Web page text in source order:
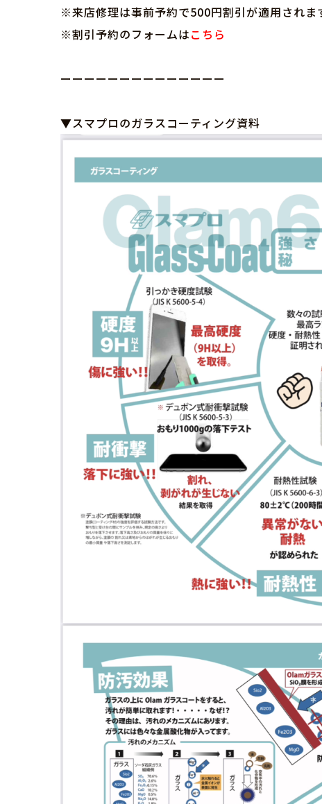
※来店修理は事前予約で500円割引が適用されま
※割引予約のフォームはこちら
ーーーーーーーーーーーーーー
▼スマプロのガラスコーティング資料